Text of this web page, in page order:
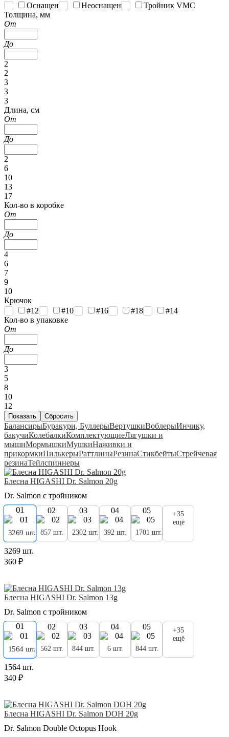
Оснащен
Неоснащен
Тройник VMC
Толщина, мм
От
До
2
2
3
3
3
Длина, см
От
До
2
6
10
13
17
Кол-во в коробке
От
До
4
6
7
9
10
Крючок
#12
#10 #16 #18
#14
Кол-во в упаковке
От
До
3
5
8
10
12
БалансирыБуракури, БуллерыВертушкиВоблерыИнчику,
бакучиКолебалкиКомплектующиеЛягушки и
мышиМормышкиМушкиНаживки и
прикормкиПилькерыРаттлиныРезинаСтикбейтыСтрейчевая
резинаТейлспиннеры
Блесна HIGASHI Dr. Salmon 20g
Dr. Salmon с тройником
01
3269 шт.
02
857 шт.
03
2302 шт.
04
392 шт.
05
1701 шт.
+35
ещё
3269 шт.
360 ₽
Блесна HIGASHI Dr. Salmon 13g
Dr. Salmon с тройником
01
1564 шт.
02
562 шт.
03
844 шт.
04
6 шт.
05
844 шт.
+35
ещё
1564 шт.
340 ₽
Блесна HIGASHI Dr. Salmon DOH 20g
Dr. Salmon Double Octopus Hook